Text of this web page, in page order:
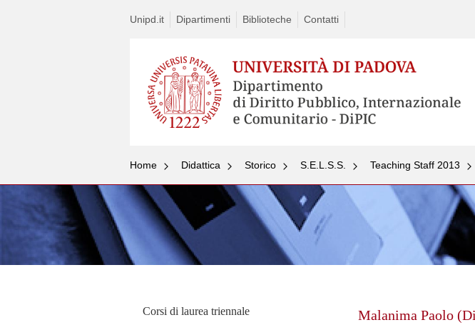
Unipd.it Dipartimenti Biblioteche Contatti
Home Didattica Storico S.E.L.S.S. Teaching Staff 2013
Corsi di laurea triennale
to
Malanima Paolo